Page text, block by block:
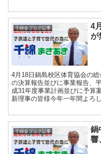
千綿全ブログ記事
4
が
4月18日鍋島校区体育協会の
の決算報告並びに事業報告、
成31年度事業計画並びに予算
新理事の皆様今年一年間よろ
千綿全ブログ記事
鍋
響